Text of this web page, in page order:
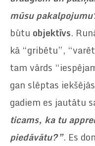
mūsu
būtu objektīvs.
kā “gribētu”,
tam vārds
gan slēptas
gadiem es jautātu
ticams, ka tu
piedāvātu?”. Es